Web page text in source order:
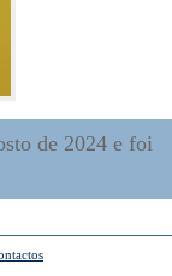
de 2024 e foi